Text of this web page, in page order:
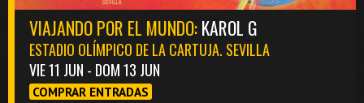
VIAJANDO POR EL MUNDO:KAROL G
ESTADIO OLÍMPICO DE LA CARTUJA. SEVILLA
VIE 11 JUN - DOM 13 JUN
COMPRAR ENTRADAS